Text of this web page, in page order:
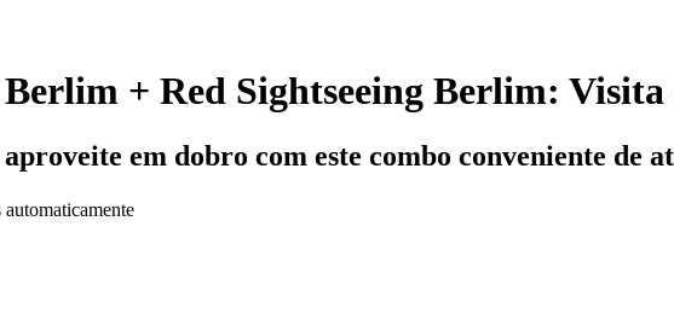
+ Red Sightseeing Berlim:
em dobro com este combo conveniente de